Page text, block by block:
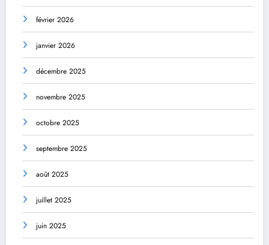
février 2026
janvier 2026
décembre 2025
novembre 2025
octobre 2025
septembre 2025
août 2025
juillet 2025
juin 2025